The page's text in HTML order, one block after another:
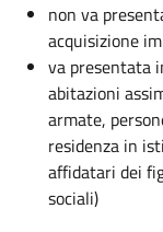
non va
acquisizione
va presentata
abitazioni
armate,
residenza in
affidatari dei
sociali)